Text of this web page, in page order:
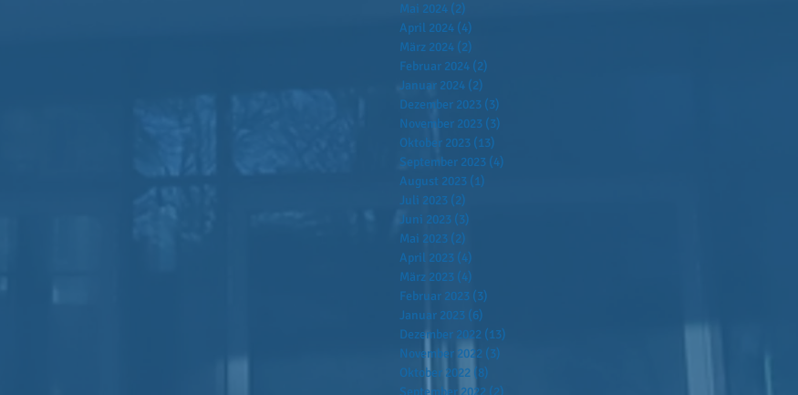
Mai 2024 (2)
April 2024 (4)
März 2024 (2)
Februar 2024 (2)
Januar 2024 (2)
Dezember 2023 (3)
November 2023 (3)
Oktober 2023 (13)
September 2023 (4)
August 2023 (1)
Juli 2023 (2)
Juni 2023 (3)
Mai 2023 (2)
April 2023 (4)
März 2023 (4)
Februar 2023 (3)
Januar 2023 (6)
Dezember 2022 (13)
November 2022 (3)
Oktober 2022 (8)